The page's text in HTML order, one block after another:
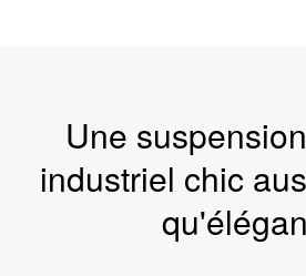
Une
industriel chic